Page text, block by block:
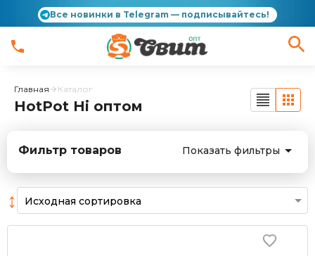
Все новинки в Telegram — подписывайтесь!
Главная Каталог
HotPot Hi оптом
Фильтр товаров Показать фильтры
↕